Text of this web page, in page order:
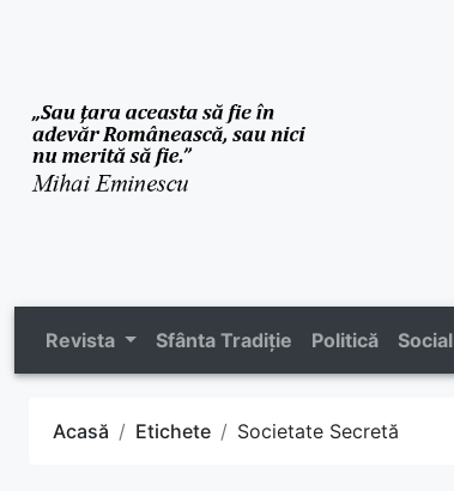
Revista Sfânta Tradiție Politică Social
Acasă Etichete Societate Secretă